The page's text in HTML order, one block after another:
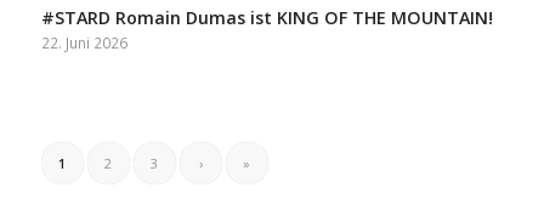
#STARD Romain Dumas ist KING OF THE MOUNTAIN!
22. Juni 2026
1 2 3 › »